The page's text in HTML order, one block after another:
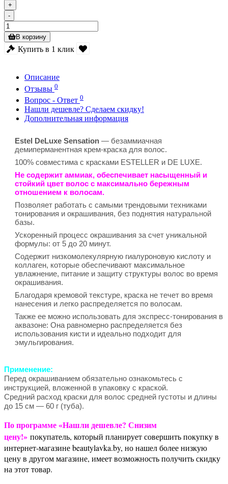
+
-
В корзину
Купить в 1 клик
Описание
Отзывы 0
Вопрос - Ответ 0
Нашли дешевле? Сделаем скидку!
Дополнительная информация
Estel DeLuxe Sensation — безаммиачная
демиперманентная крем-краска для волос.
100% совместима с красками ESTELLER и DE LUXE.
Не содержит аммиак, обеспечивает насыщенный и
стойкий цвет волос с максимально бережным
отношением к волосам.
Позволяет работать с самыми трендовыми техниками
тонирования и окрашивания, без поднятия натуральной
базы.
Ускоренный процесс окрашивания за счет уникальной
формулы: от 5 до 20 минут.
Содержит низкомолекулярную гиалуроновую кислоту и
коллаген, которые обеспечивают максимальное
увлажнение, питание и защиту структуры волос во время
окрашивания.
Благодаря кремовой текстуре, краска не течет во время
нанесения и легко распределяется по волосам.
Также ее можно использовать для экспресс-тонирования в
аквазоне: Она равномерно распределяется без
использования кисти и идеально подходит для
эмульгирования.
Применение:
Перед окрашиванием обязательно ознакомьтесь с
инструкцией, вложенной в упаковку с краской.
Средний расход краски для волос средней густоты и длины
до 15 см — 60 г (туба).
По программе «Нашли дешевле? Снизим
цену!» покупатель, который планирует совершить покупку в
интернет-магазине beautylavka.by, но нашел более низкую
цену в другом магазине, имеет возможность получить скидку
на этот товар.